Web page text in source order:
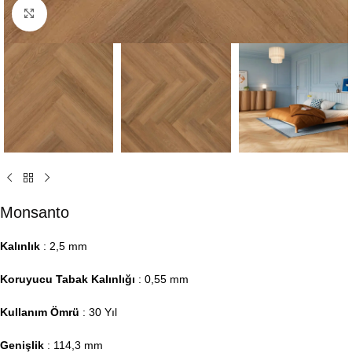
Click to enlarge
Monsanto
Kalınlık : 2,5 mm
Koruyucu Tabak Kalınlığı : 0,55 mm
Kullanım Ömrü : 30 Yıl
Genişlik : 114,3 mm